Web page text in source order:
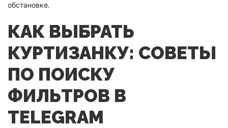
обстановке.
КАК ВЫБРАТЬ
КУРТИЗАНКУ: СОВЕТЫ
ПО ПОИСКУ
ФИЛЬТРОВ В
TELEGRAM